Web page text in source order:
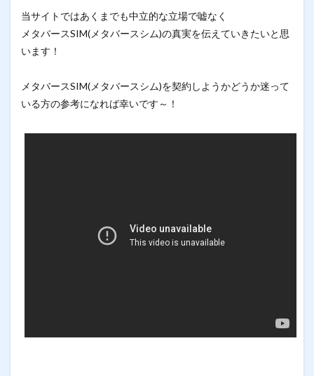
当サイトではあくまでも中立的な立場で嘘なく
メタバースSIM(メタバースシム)の真実を伝えていきたいと思
います！
メタバースSIM(メタバースシム)を契約しようかどうか迷って
いる方の参考になれば幸いです～！